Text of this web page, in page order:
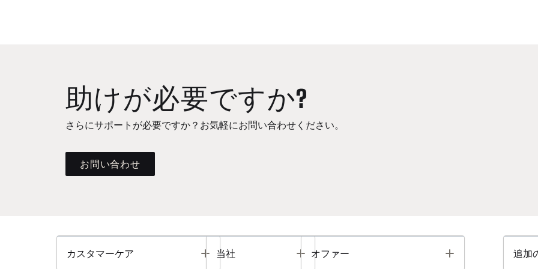
助けが必要ですか?
さらにサポートが必要ですか？お気軽にお問い合わせください。
お問い合わせ
カスタマーケア Toggle
当社 Toggle
オファー Toggle 追加